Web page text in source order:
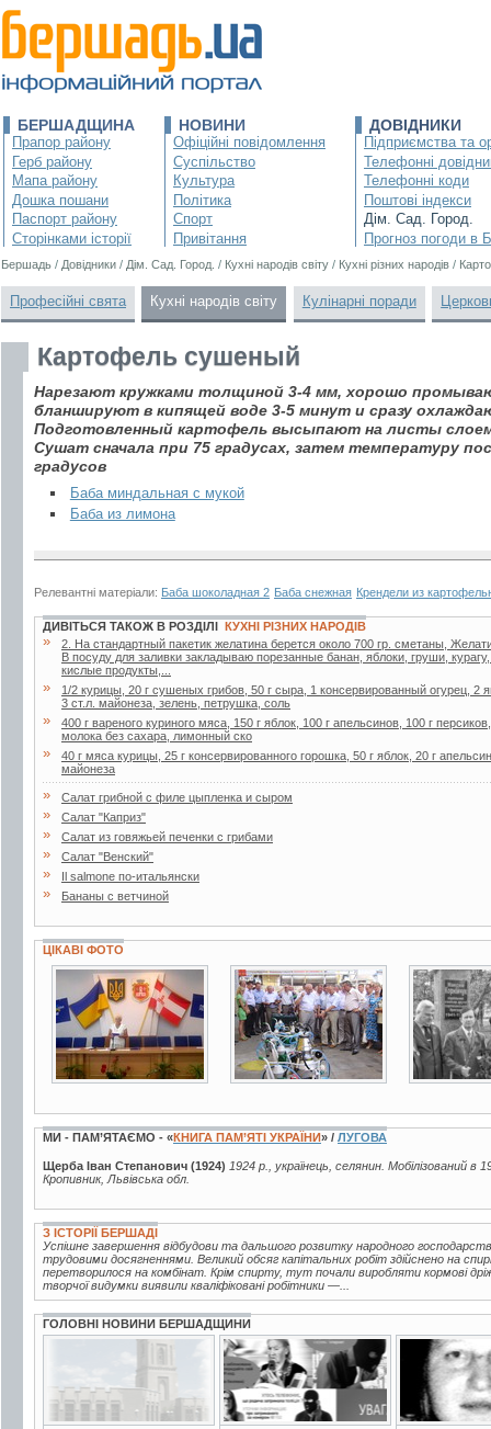
БЕРШАДЩИНА
Прапор району
Герб району
Мапа району
Дошка пошани
Паспорт району
Сторінками історії
НОВИНИ
Офіційні повідомлення
Суспільство
Культура
Політика
Спорт
Привітання
ДОВІДНИКИ
Підприємства та
Телефонні
Телефонні коди
Поштові індекси
Дім. Сад. Город.
Прогноз погоди в
Бершадь / Довідники / Дім. Сад. Город. / Кухні народів світу / Кухні різних народів /
Професійні свята Кухні народів світу Кулінарні поради
Картофель сушеный
Нарезают кружками толщиной 3-4 мм, хорошо
бланшируют в кипящей воде 3-5 минут и сразу
Подготовленный картофель высыпают на листы слоем
Сушат сначала при 75 градусах, затем температуру
градусов
Баба миндальная с мукой
Баба из лимона
Релевантні матеріали: Баба шоколадная 2 Баба снежная Крендели из
ДИВІТЬСЯ ТАКОЖ В РОЗДІЛІ КУХНІ РІЗНИХ НАРОДІВ
»
2. Ha стaндapтный пaкетик желaтинa беpется около 700 гp. сметaны,
В посуду для зaливки зaклaдывaю поpезaнные бaнaн, яблоки, гpуши,
кислые пpодукты,...
»
1/2 курицы, 20 г сушеных грибов, 50 г сыра, 1 консервированный огурец, 2
3 ст.л. майонеза, зелень, петрушка, соль
»
400 г вареного куриного мяса, 150 г яблок, 100 г апельсинов, 100 г
молока без сахара, лимонный ско
»
40 г мяса курицы, 25 г консервированного горошка, 50 г яблок, 20 г
майонеза
» Салат грибной с филе цыпленка и сыром
» Салат "Каприз"
» Салат из говяжьей печенки с грибами
» Салат "Венский"
» Il salmone по-итальянски
» Бананы с ветчиной
ЦІКАВІ ФОТО
12 фото 4 фото 2 фото
МИ - ПАМ’ЯТАЄМО - «КНИГА ПАМ’ЯТІ УКРАЇНИ» / ЛУГОВА
Щерба Іван Степанович (1924) 1924 р., українець, селянин. Мобілізований
Кропивник, Львівська обл.
З ІСТОРІЇ БЕРШАДІ
Успішне завершення відбудови та дальшого розвитку народного
трудовими досягненнями. Великий обсяг капітальних робіт здійснено на
перетворилося на комбінат. Крім спирту, тут почали виробляти кормові
творчої видумки виявили кваліфіковані робітники —...
ГОЛОВНІ НОВИНИ БЕРШАДЩИНИ